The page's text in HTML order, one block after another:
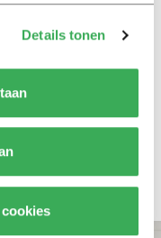
Details tonen
tentamenperiode
zich breder